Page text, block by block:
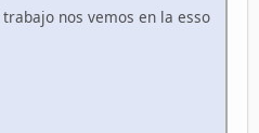
nos vemos en la esso